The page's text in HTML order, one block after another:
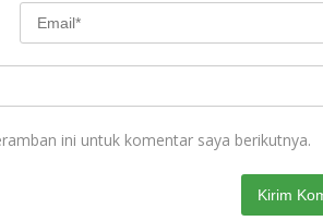
ini untuk komentar saya berikutnya.